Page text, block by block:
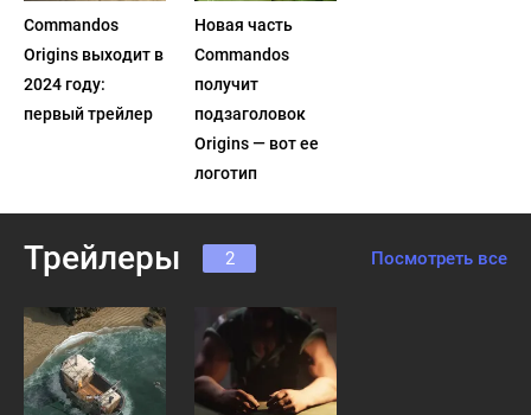
Commandos
Origins выходит в
2024 году:
первый трейлер
Новая часть
Commandos
получит
подзаголовок
Origins — вот ее
логотип
Трейлеры 2 Посмотреть все